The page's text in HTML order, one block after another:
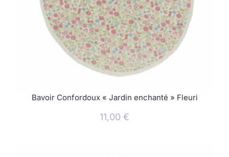
Bavoir Confordoux « Jardin enchanté » Fleuri
11,00 €